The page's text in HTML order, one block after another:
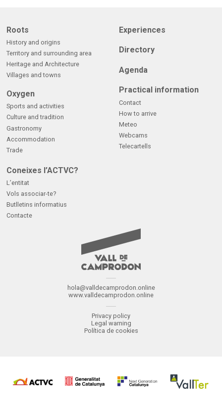
hola@valldecamprodon.online
www.valldecamprodon.online
Privacy policy
Legal warning
Política de cookies
Roots
History and origins
Territory and surrounding area
Heritage and Architecture
Villages and towns
Oxygen
Sports and activities
Culture and tradition
Gastronomy
Accommodation
Trade
Experiences
Directory
Agenda
Practical information
Contact
How to arrive
Meteo
Webcams
Telecartells
Coneixes l’ACTVC?
L’entitat
Vols associar-te?
Butlletins informatius
Contacte